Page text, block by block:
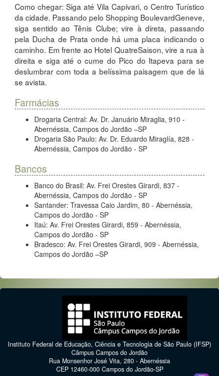
Como chegar: Siga até Vila Capivari, o Centro Turístico
da cidade. Passando pelo Shopping BoulevardGeneve,
siga sentido ao Tênis Clube; vire à direta, passando
pela Ducha de Prata onde há uma placa indicando o
caminho. Em frente ao Hotel QuatreSaison, vire a rua à
direita e siga até o cume do Pico do Itapeva para se
deslumbrar com toda a belíssima paisagem que de lá
se avista.
Farmácias
Drogaria Central: Av. Dr. Januário Miraglia, 910 -
Abernéssia, Campos do Jordão –SP
Drogaria São Paulo: Av. Dr. Eduardo Miraglía, 828 -
Abernéssia, Campos do Jordão - SP
Bancos
Banco do Brasil: Av. Frei Orestes Girardi, 837 -
Abernéssia, Campos do Jordão - SP
Santander: Travessa Caio Jardim, 80 - Abernéssia,
Campos do Jordão - SP
Itaú: Av. Frei Orestes Girardi, 859 - Abernéssia,
Campos do Jordão - SP
Bradesco: Av. Frei Orestes Girardi, 909 - Abernéssia,
Campos do Jordão –SP
Instituto Federal de Educação, Ciência e Tecnologia de São Paulo (IFSP)
Câmpus Campos do Jordão
Rua Monsenhor José Vita, 280 - Abernéssia
CEP 12460-000 Campos do Jordão-SP